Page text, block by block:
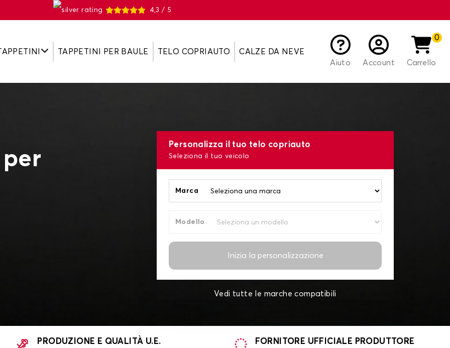
4,3 / 5
TAPPETINI PER BAULE TELO COPRIAUTO
CALZE DA NEVE
Aiuto
Account
0
Carrello
Personalizza il tuo telo copriauto
Seleziona il tuo veicolo
Marca
Modello
Inizia la personalizzazione
Vedi tutte le marche compatibili
PRODUZIONE E QUALITÀ U.E. FORNITORE UFFICIALE PRODUTTORE